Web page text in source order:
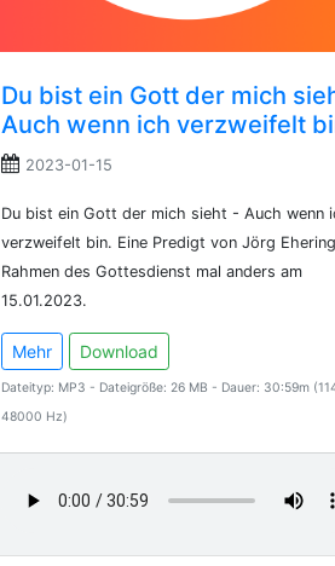
Du bist ein Gott der mich
Auch wenn ich verzweifelt
2023-01-15
Du bist ein Gott der mich sieht - Auch wenn
verzweifelt bin. Eine Predigt von Jörg
Rahmen des Gottesdienst mal anders am
15.01.2023.
Mehr Download
Dateityp: MP3 - Dateigröße: 26 MB - Dauer: 30:59m
48000 Hz)